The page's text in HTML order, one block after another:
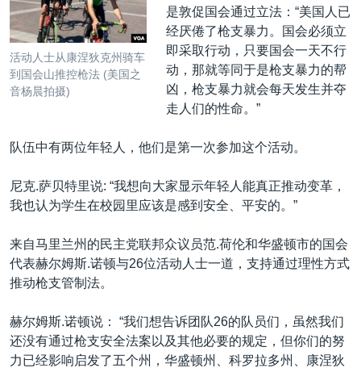
活动人士从康涅狄克州骑车
到国会山推控枪法 (美国之
音杨晨拍摄)
是敦促国会通过立法：“美国人已
经厌倦了枪支暴力。国会必须立
即采取行动，只要国会一天不行
动，那就等同于是枪支暴力的帮
凶，枪支暴力就会每天发生并夺
走人们的性命。”
队伍中有两位年轻人，他们是第一次参加这个活动。
尼克.萨贝特里说: “我想向大家显示年轻人能真正推动变革，
我也认为学生在校园里应该是感到安全、平安的。”
来自马里兰州的民主党联邦众议员范.荷伦和华盛顿市的国会
代表赫尔姆斯.诺顿与26位活动人士一道，支持通过理性方式
推动枪支管制法。
赫尔姆斯.诺顿说： “我们想告诉团队26的队员们，虽然我们
还没有通过枪支安全法案以及其他必要的规定，但你们的努
力已经影响启发了五个州，华盛顿州、科罗拉多州、康涅狄